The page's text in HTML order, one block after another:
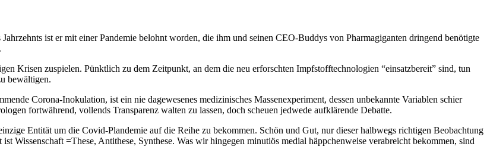
ist er mit einer Pandemie belohnt worden, die ihm und seinen CEO-Buddys von Pharmagiganten dringend benötigte
Krisen zuspielen. Pünktlich zu dem Zeitpunkt, an dem die neu erforschten Impfstofftechnologien “einsatzbereit” sind, tun
bewältigen.
Corona-Inokulation, ist ein nie dagewesenes medizinisches Massenexperiment, dessen unbekannte Variablen schier
fortwährend, vollends Transparenz walten zu lassen, doch scheuen jedwede aufklärende Debatte.
Entität um die Covid-Plandemie auf die Reihe zu bekommen. Schön und Gut, nur dieser halbwegs richtigen Beobachtung
Wissenschaft =These, Antithese, Synthese. Was wir hingegen minutiös medial häppchenweise verabreicht bekommen, sind